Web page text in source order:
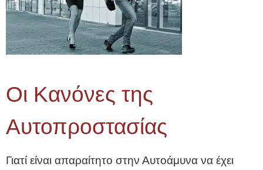
Οι Κανόνες της
Αυτοπροστασίας
Γιατί είναι απαραίτητο στην Αυτοάμυνα να έχει